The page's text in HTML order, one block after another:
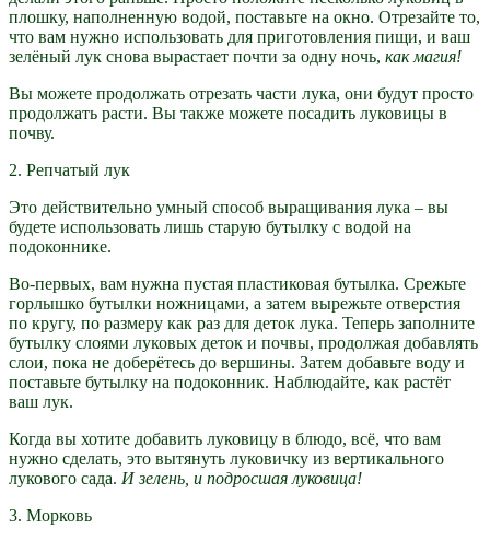
плошку, наполненную водой, поставьте на окно. Отрезайте то,
что вам нужно использовать для приготовления пищи, и ваш
зелёный лук снова вырастает почти за одну ночь, как магия!
Вы можете продолжать отрезать части лука, они будут просто
продолжать расти. Вы также можете посадить луковицы в
почву.
2. Репчатый лук
Это действительно умный способ выращивания лука – вы
будете использовать лишь старую бутылку с водой на
подоконнике.
Во-первых, вам нужна пустая пластиковая бутылка. Срежьте
горлышко бутылки ножницами, а затем вырежьте отверстия
по кругу, по размеру как раз для деток лука. Теперь заполните
бутылку слоями луковых деток и почвы, продолжая добавлять
слои, пока не доберётесь до вершины. Затем добавьте воду и
поставьте бутылку на подоконник. Наблюдайте, как растёт
ваш лук.
Когда вы хотите добавить луковицу в блюдо, всё, что вам
нужно сделать, это вытянуть луковичку из вертикального
лукового сада. И зелень, и подросшая луковица!
3. Морковь